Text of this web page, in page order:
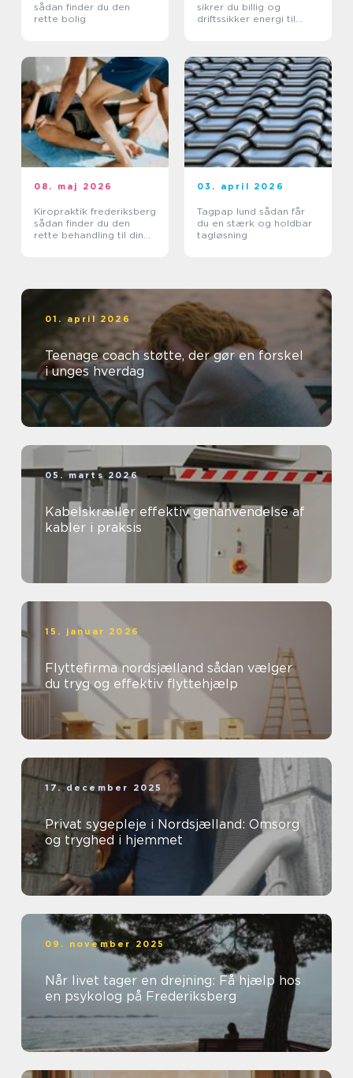
sådan finder du den
rette bolig
sikrer du billig og
driftssikker energi til
08. maj 2026
Kiropraktik frederiksberg
sådan finder du den
rette behandling til din
03. april 2026
Tagpap lund sådan får
du en stærk og holdbar
tagløsning
01. april 2026
Teenage coach støtte, der gør en forskel
i unges hverdag
05. marts 2026
Kabelskræller effektiv genanvendelse af
kabler i praksis
15. januar 2026
Flyttefirma nordsjælland sådan vælger
du tryg og effektiv flyttehjælp
17. december 2025
Privat sygepleje i Nordsjælland: Omsorg
og tryghed i hjemmet
09. november 2025
Når livet tager en drejning: Få hjælp hos
en psykolog på Frederiksberg